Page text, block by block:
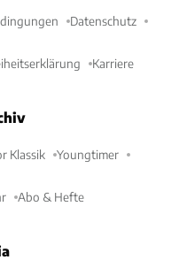
Datenschutz
Karriere
Klassik Youngtimer
Abo & Hefte